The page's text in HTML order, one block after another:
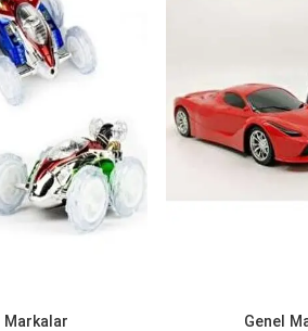
Genel
Markalar